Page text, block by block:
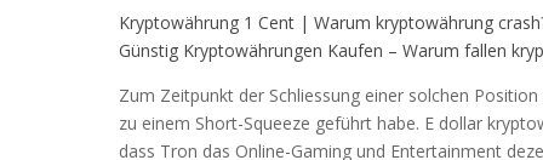
Kryptowährung 1 Cent | Warum kryptowährung
Günstig Kryptowährungen Kaufen – Warum fallen
Zum Zeitpunkt der Schliessung einer solchen
zu einem Short-Squeeze geführt habe. E dollar
dass Tron das Online-Gaming und Entertainment